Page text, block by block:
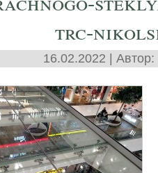
trc-
16.02.2022 | Автор: